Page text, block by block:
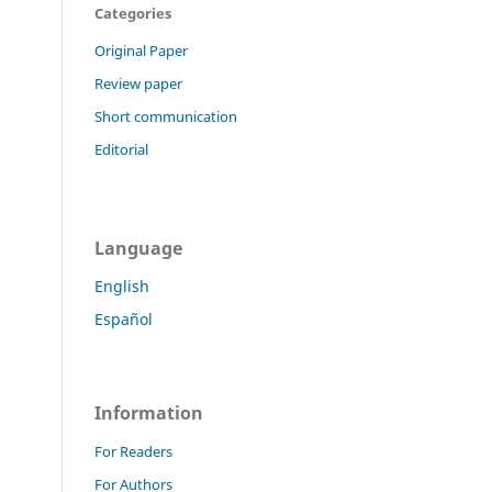
Categories
Original Paper
Review paper
Short communication
Editorial
Language
English
Español
Information
For Readers
For Authors